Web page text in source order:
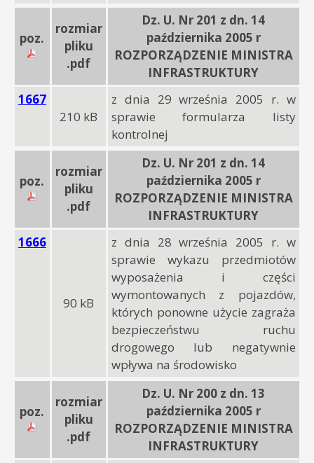
poz.
rozmiar
pliku
.pdf
Dz. U. Nr 201 z dn. 14
października 2005 r
ROZPORZĄDZENIE MINISTRA
INFRASTRUKTURY
1667
210 kB
z dnia 29 września 2005 r. w
sprawie formularza listy
kontrolnej
poz.
rozmiar
pliku
.pdf
Dz. U. Nr 201 z dn. 14
października 2005 r
ROZPORZĄDZENIE MINISTRA
INFRASTRUKTURY
1666
90 kB
z dnia 28 września 2005 r. w
sprawie wykazu przedmiotów
wyposażenia i części
wymontowanych z pojazdów,
których ponowne użycie zagraża
bezpieczeństwu ruchu
drogowego lub negatywnie
wpływa na środowisko
poz.
rozmiar
pliku
.pdf
Dz. U. Nr 200 z dn. 13
października 2005 r
ROZPORZĄDZENIE MINISTRA
INFRASTRUKTURY